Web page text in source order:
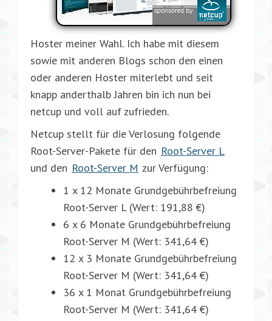
Hoster meiner Wahl. Ich habe mit diesem
sowie mit anderen Blogs schon den einen
oder anderen Hoster miterlebt und seit
knapp anderthalb Jahren bin ich nun bei
netcup und voll auf zufrieden.
Netcup stellt für die Verlosung folgende
Root-Server-Pakete für den Root-Server L
und den Root-Server M zur Verfügung:
1 x 12 Monate Grundgebührbefreiung
Root-Server L (Wert: 191,88 €)
6 x 6 Monate Grundgebührbefreiung
Root-Server M (Wert: 341,64 €)
12 x 3 Monate Grundgebührbefreiung
Root-Server M (Wert: 341,64 €)
36 x 1 Monat Grundgebührbefreiung
Root-Server M (Wert: 341,64 €)